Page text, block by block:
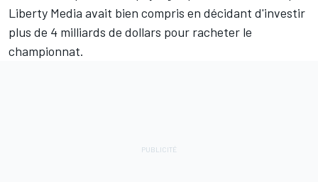
Liberty Media avait bien compris en décidant d'investir
plus de 4 milliards de dollars pour racheter le
championnat.